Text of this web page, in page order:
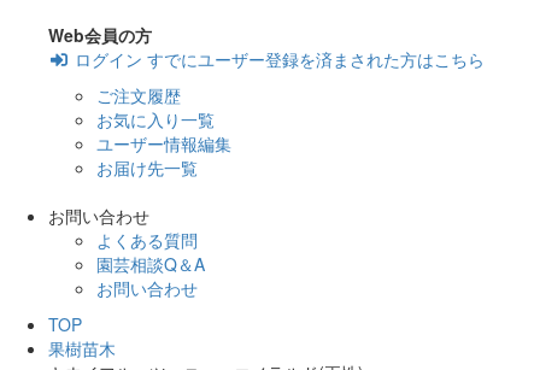
Web会員の方
ログイン すでにユーザー登録を済まされた方はこちら
ご注文履歴
お気に入り一覧
ユーザー情報編集
お届け先一覧
お問い合わせ
よくある質問
園芸相談Q＆A
お問い合わせ
TOP
果樹苗木